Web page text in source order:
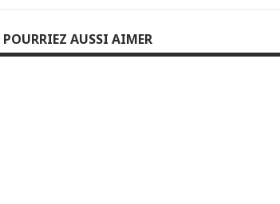
POURRIEZ AUSSI AIMER